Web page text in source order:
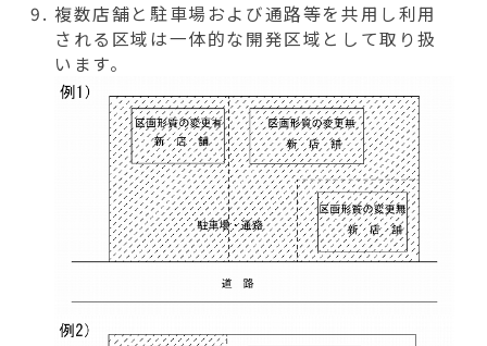
複数店舗と駐車場および通路等を共用し利用
される区域は一体的な開発区域として取り扱
います。